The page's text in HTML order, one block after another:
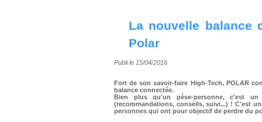
La nouvelle balance
Polar
Publi le 15/04/2016
Fort de son savoir-faire High-Tech, POLAR
balance connectée.
Bien plus qu'un pèse-personne, c'est
(recommandations, conseils, suivi...) ! C'est
personnes qui ont pour objectif de perdre du